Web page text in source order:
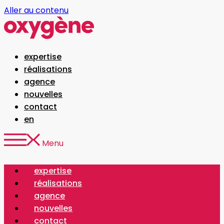
Aller au contenu
expertise
réalisations
agence
nouvelles
contact
en
Menu
expertise
réalisations
agence
nouvelles
contact